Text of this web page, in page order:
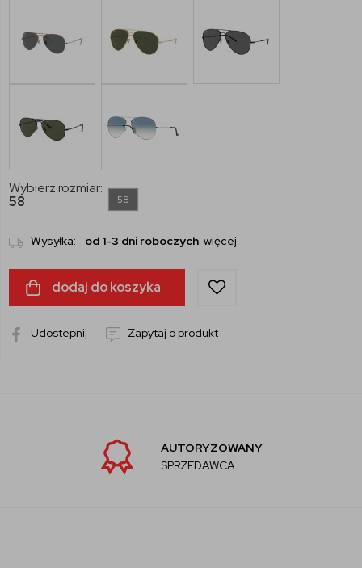
Wybierz rozmiar:
58
58
Wysyłka: od 1-3 dni roboczych więcej
dodaj do koszyka
Udostepnij Zapytaj o produkt
AUTORYZOWANY
SPRZEDAWCA